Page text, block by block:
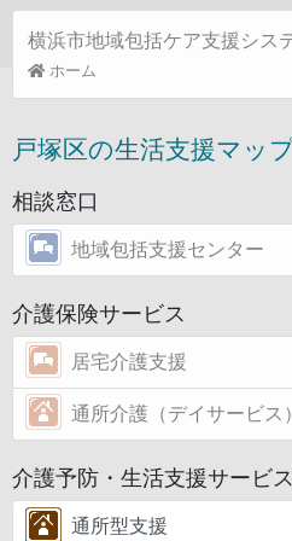
市町村介護予防・生
横浜市地域包括ケア支援シス
ホーム
戸塚区の生活支援マッ
相談窓口
地域包括支援センター
介護保険サービス
居宅介護支援
通所介護（デイサービス）
介護予防・生活支援サービ
通所型支援